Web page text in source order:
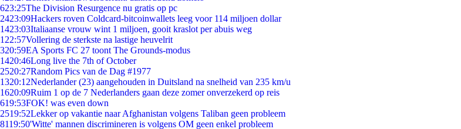
623:25The Division Resurgence nu gratis op pc
2423:09Hackers roven Coldcard-bitcoinwallets leeg voor 114 miljoen dollar
1423:03Italiaanse vrouw wint 1 miljoen, gooit kraslot per abuis weg
1 22:57Vollering de sterkste na lastige heuvelrit
320:59EA Sports FC 27 toont The Grounds-modus
1420:46Long live the 7th of October
2520:27Random Pics van de Dag #1977
1320:12Nederlander (23) aangehouden in Duitsland na snelheid van 235 km/u
1620:09Ruim 1 op de 7 Nederlanders gaan deze zomer onverzekerd op reis
619:53FOK! was even down
2519:52Lekker op vakantie naar Afghanistan volgens Taliban geen probleem
8119:50'Witte' mannen discrimineren is volgens OM geen enkel probleem